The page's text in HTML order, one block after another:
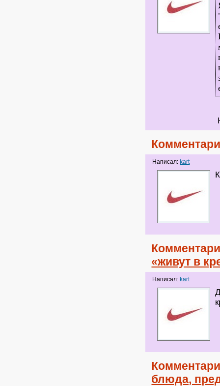
Написал: kart
«живут в
Написал: kart
блюда,